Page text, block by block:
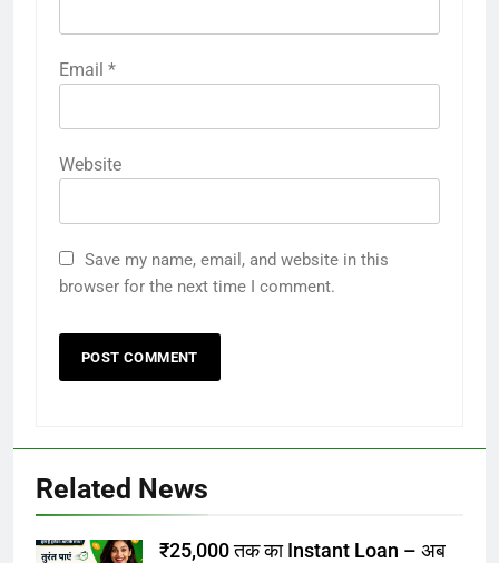
Email *
Website
Save my name, email, and website in this
browser for the next time I comment.
Related News
₹25,000 तक का Instant Loan – अब